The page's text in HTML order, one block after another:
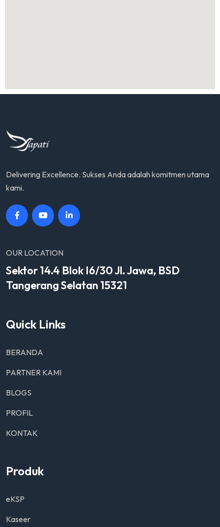
Delivering Excellence. Sukses Anda adalah komitmen utama
kami.
OUR LOCATION
Sektor 14.4 Blok I6/30 Jl. Jawa, BSD
Tangerang Selatan 15321
Quick Links
BERANDA
PARTNER KAMI
BLOGS
PROFIL
KONTAK
Produk
eKSP
Kaseer